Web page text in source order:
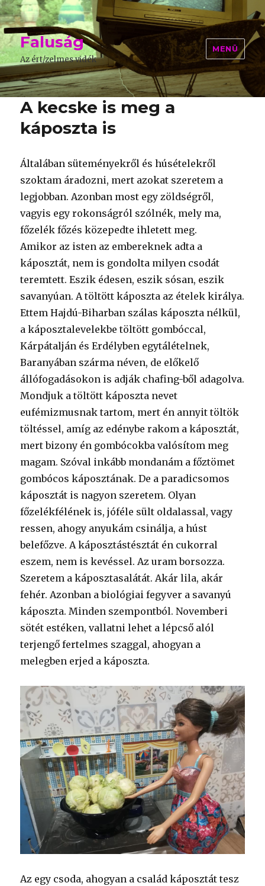
Faluság
Az ért/zelmes vidék
MENÜ
A kecske is meg a
káposzta is
Általában süteményekről és húsételekről
szoktam áradozni, mert azokat szeretem a
legjobban. Azonban most egy zöldségről,
vagyis egy rokonságról szólnék, mely ma,
főzelék főzés közepedte ihletett meg.
Amikor az isten az embereknek adta a
káposztát, nem is gondolta milyen csodát
teremtett. Eszik édesen, eszik sósan, eszik
savanyúan. A töltött káposzta az ételek királya.
Ettem Hajdú-Biharban szálas káposzta nélkül,
a káposztalevelekbe töltött gombóccal,
Kárpátalján és Erdélyben egytálételnek,
Baranyában szárma néven, de előkelő
állófogadásokon is adják chafing-ből adagolva.
Mondjuk a töltött káposzta nevet
eufémizmusnak tartom, mert én annyit töltök
töltéssel, amíg az edénybe rakom a káposztát,
mert bizony én gombócokba valósítom meg
magam. Szóval inkább mondanám a főztömet
gombócos káposztának. De a paradicsomos
káposztát is nagyon szeretem. Olyan
főzelékfélének is, jóféle sült oldalassal, vagy
ressen, ahogy anyukám csinálja, a húst
belefőzve. A káposztástésztát én cukorral
eszem, nem is kevéssel. Az uram borsozza.
Szeretem a káposztasalátát. Akár lila, akár
fehér. Azonban a biológiai fegyver a savanyú
káposzta. Minden szempontból. Novemberi
sötét estéken, vallatni lehet a lépcső alól
terjengő fertelmes szaggal, ahogyan a
melegben erjed a káposzta.
Az egy csoda, ahogyan a család káposztát tesz